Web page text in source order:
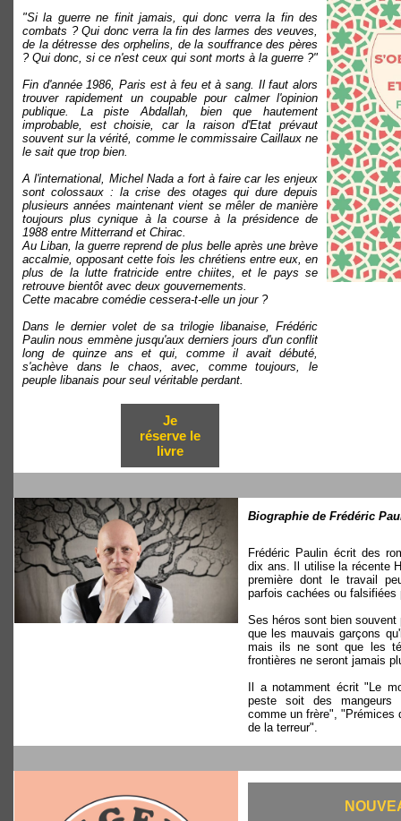
"Si la guerre ne finit jamais, qui donc verra la fin des
combats ? Qui donc verra la fin des larmes des veuves,
de la détresse des orphelins, de la souffrance des pères
? Qui donc, si ce n'est ceux qui sont morts à la guerre ?"
Fin d'année 1986, Paris est à feu et à sang. Il faut alors
trouver rapidement un coupable pour calmer l'opinion
publique. La piste Abdallah, bien que hautement
improbable, est choisie, car la raison d'Etat prévaut
souvent sur la vérité, comme le commissaire Caillaux ne
le sait que trop bien.
A l'international, Michel Nada a fort à faire car les enjeux
sont colossaux : la crise des otages qui dure depuis
plusieurs années maintenant vient se mêler de manière
toujours plus cynique à la course à la présidence de
1988 entre Mitterrand et Chirac.
Au Liban, la guerre reprend de plus belle après une brève
accalmie, opposant cette fois les chrétiens entre eux, en
plus de la lutte fratricide entre chiites, et le pays se
retrouve bientôt avec deux gouvernements.
Cette macabre comédie cessera-t-elle un jour ?
Dans le dernier volet de sa trilogie libanaise, Frédéric
Paulin nous emmène jusqu'aux derniers jours d'un conflit
long de quinze ans et qui, comme il avait débuté,
s'achève dans le chaos, avec, comme toujours, le
peuple libanais pour seul véritable perdant.
Je
réserve le
livre
Biographie de Frédéric
Frédéric Paulin écrit des
dix ans. Il utilise la récente
première dont le travail
parfois cachées ou
Ses héros sont bien
que les mauvais garçons
mais ils ne sont que les
frontières ne seront jamais
Il a notamment écrit "Le
peste soit des mangeurs
comme un frère", "Prémices
de la terreur".